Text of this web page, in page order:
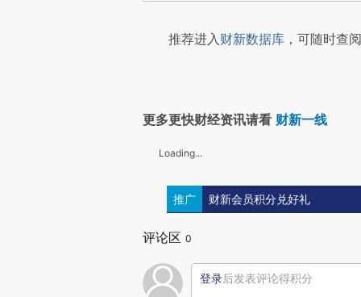
推荐进入财新数据库 ，可随时查
更多更快财经资讯请看 财新一线
Loading...
推广 财新会员积分兑好礼
评论区 0
登录后发表评论得积分